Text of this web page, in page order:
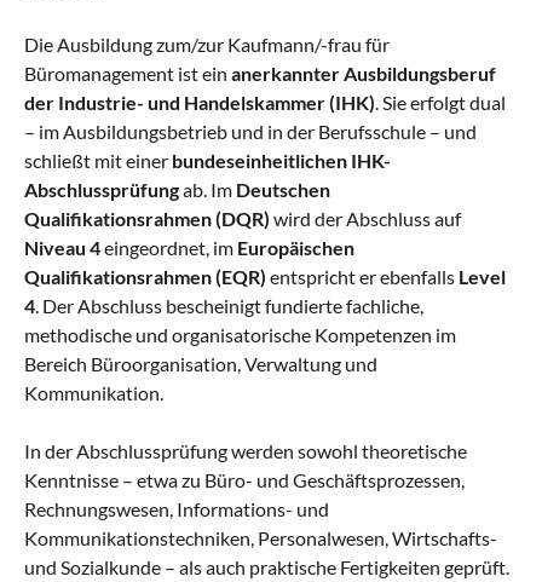
Die Ausbildung zum/zur Kaufmann/-frau für
Büromanagement ist ein anerkannter Ausbildungsberuf
der Industrie- und Handelskammer (IHK). Sie erfolgt dual
– im Ausbildungsbetrieb und in der Berufsschule – und
schließt mit einer bundeseinheitlichen IHK-
Abschlussprüfungab. Im Deutschen
Qualifikationsrahmen (DQR) wird der Abschluss auf
Niveau 4eingeordnet, im Europäischen
Qualifikationsrahmen (EQR) entspricht er ebenfalls Level
4. Der Abschluss bescheinigt fundierte fachliche,
methodische und organisatorische Kompetenzen im
Bereich Büroorganisation, Verwaltung und
Kommunikation.
In der Abschlussprüfung werden sowohl theoretische
Kenntnisse – etwa zu Büro- und Geschäftsprozessen,
Rechnungswesen, Informations- und
Kommunikationstechniken, Personalwesen, Wirtschafts-
und Sozialkunde – als auch praktische Fertigkeiten geprüft.